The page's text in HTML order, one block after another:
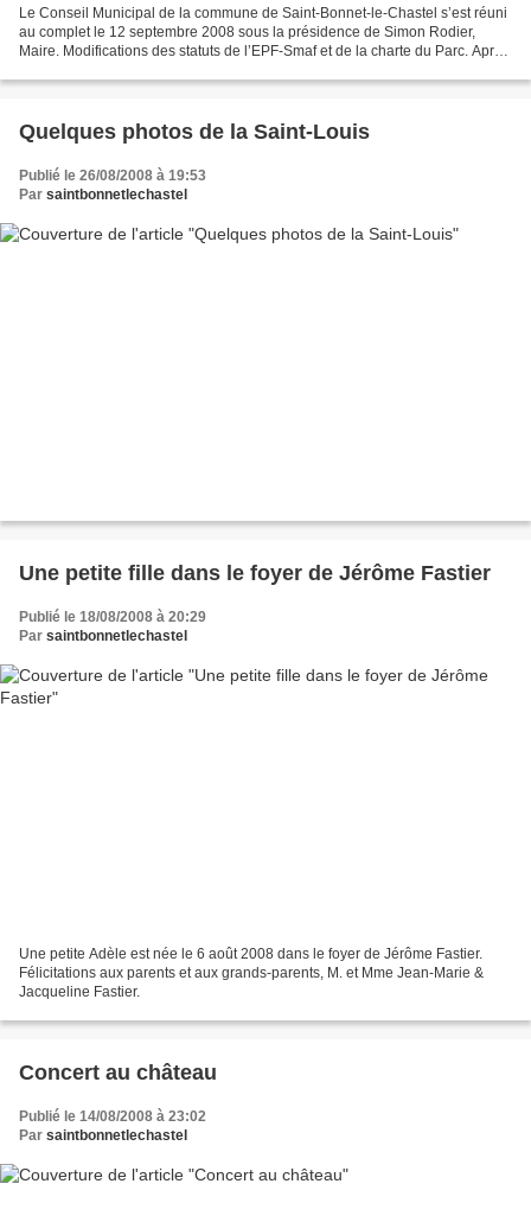
Le Conseil Municipal de la commune de Saint-Bonnet-le-Chastel s’est réuni
au complet le 12 septembre 2008 sous la présidence de Simon Rodier,
Maire. Modifications des statuts de l’EPF-Smaf et de la charte du Parc. Après
Quelques photos de la Saint-Louis
Publié le 26/08/2008 à 19:53
Par saintbonnetlechastel
Une petite fille dans le foyer de Jérôme Fastier
Publié le 18/08/2008 à 20:29
Par saintbonnetlechastel
Une petite Adèle est née le 6 août 2008 dans le foyer de Jérôme Fastier.
Félicitations aux parents et aux grands-parents, M. et Mme Jean-Marie &
Jacqueline Fastier.
Concert au château
Publié le 14/08/2008 à 23:02
Par saintbonnetlechastel